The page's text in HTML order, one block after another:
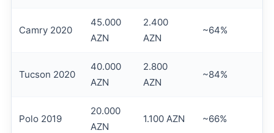
Camry 2020
45.000
AZN
2.400
AZN
~64%
Tucson 2020
40.000
AZN
2.800
AZN
~84%
Polo 2019
20.000
AZN
1.100 AZN ~66%